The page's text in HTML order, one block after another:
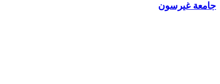
جامعة غيرسون